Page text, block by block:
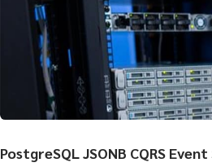
PostgreSQL JSONB CQRS